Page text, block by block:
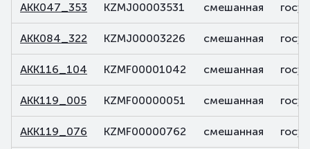
AKK047_353 KZMJ00003531 смешанная
AKK084_322 KZMJ00003226 смешанная
AKK116_104 KZMF00001042 смешанная
AKK119_005 KZMF00000051 смешанная
AKK119_076 KZMF00000762 смешанная